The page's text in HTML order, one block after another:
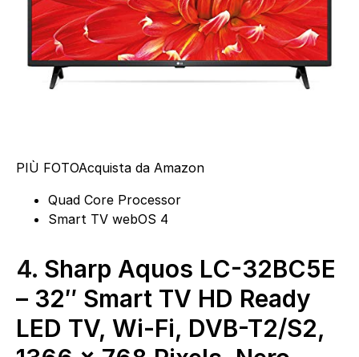
PIÙ FOTOAcquista da Amazon
Quad Core Processor
Smart TV webOS 4
4. Sharp Aquos LC-32BC5E
– 32″ Smart TV HD Ready
LED TV, Wi-Fi, DVB-T2/S2,